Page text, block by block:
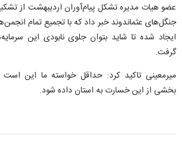
عضو هیات مدیره تشکل پیام‌آوران اردیبهشت از
جنگل‌های عثماندوند خبر داد که با تجمیع تمام
ایجاد شده تا شاید بتوان جلوی نابودی این
گرفت.
میرمعینی تاکید کرد: حداقل خواسته ما این است
بخشی از این خسارت به استان داده شود.